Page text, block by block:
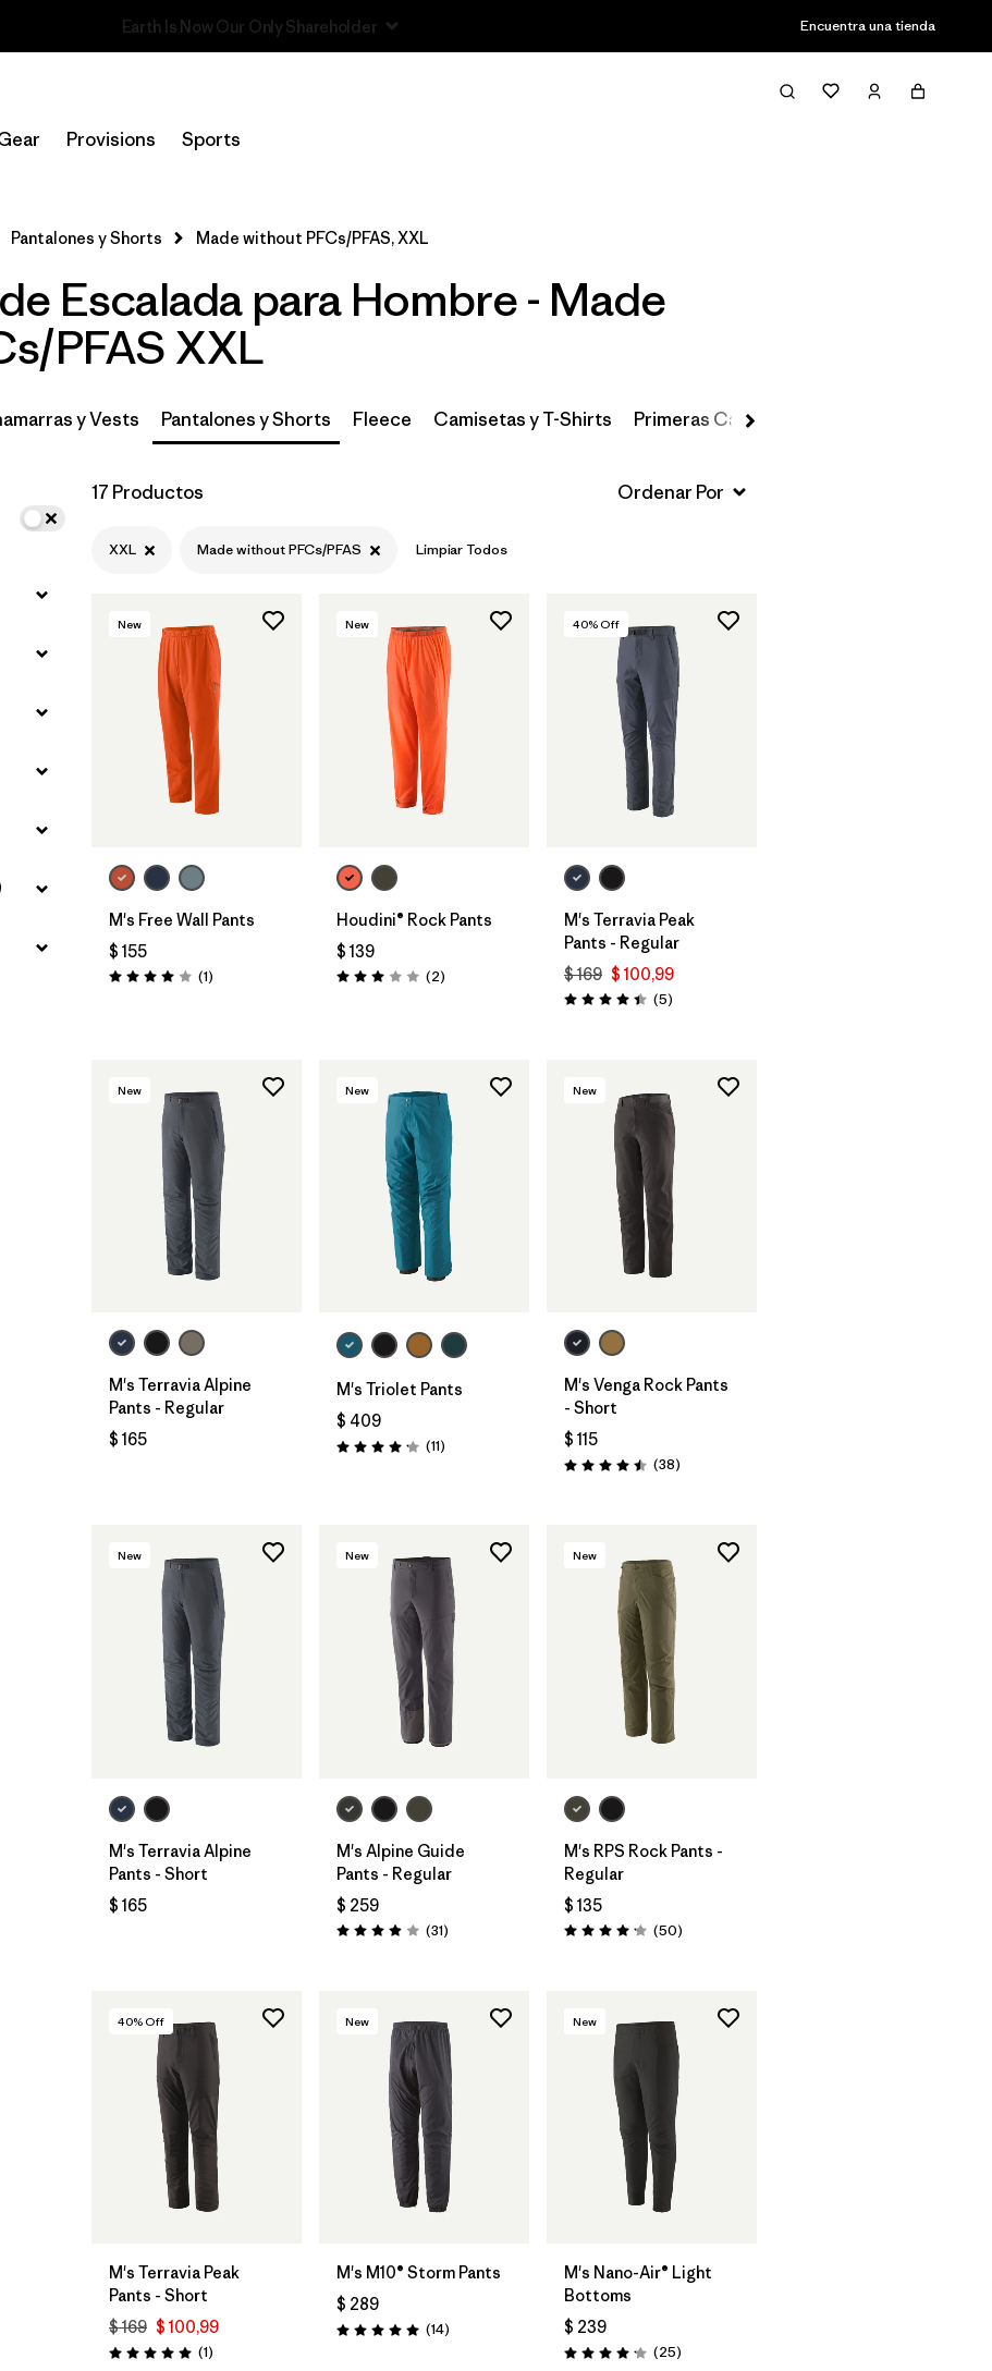
Read Our Work in Progress Report Encuentra una tienda
Provisions Sports
Filter & Sort
Selecciona una tienda
Filtrar por
Price
Filtrar por
Size 1
Filtrar por
Fit
Filtrar por
Color
Filtrar por
Features & Processes
Filtrar por
Materials & Fabric
Pantalones y Shorts Made without PFCs/PFAS, XXL
Escalada para Hombre - Made
PFAS XXL
y Vests Pantalones y Shorts Fleece Camisetas y T-Shirts Primeras Capas, Calcetines y Ropa
17 Productos
XXL Made without PFCs/PFAS Limpiar Todos
New
M's Free Wall Pants
$ 155
Valoración: 4.0 / 5
(1Comentarios
)
New
Houdini® Rock Pants
$ 139
Valoración: 3.0 / 5
(2Comentarios
)
40% Off
M's Terravia Peak
Pants - Regular
$ 169 $ 100,99
Valoración: 4.4 / 5
(5Comentarios
)
New
M's Terravia Alpine
Pants - Regular
$ 165
New
M's Triolet Pants
$ 409
Valoración: 4.2 / 5
(11Comentarios
)
New
M's Venga Rock Pants
- Short
$ 115
Valoración: 4.5 / 5
(38Comentarios
)
New
M's Terravia Alpine
Pants - Short
$ 165
New
M's Alpine Guide
Pants - Regular
$ 259
Valoración: 3.9 / 5
(31Comentarios
)
New
M's RPS Rock Pants -
Regular
$ 135
Valoración: 4.2 / 5
(50Comentarios
)
40% Off
M's Terravia Peak
Pants - Short
$ 169 $ 100,99
Valoración: 5.0 / 5
(1Comentarios
)
New
M's M10® Storm Pants
$ 289
Valoración: 5.0 / 5
(14Comentarios
)
New
M's Nano-Air® Light
Bottoms
$ 239
Valoración: 4.2 / 5
(25Comentarios
)